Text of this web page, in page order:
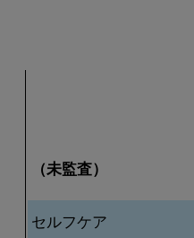
（未監査）
セルフケア